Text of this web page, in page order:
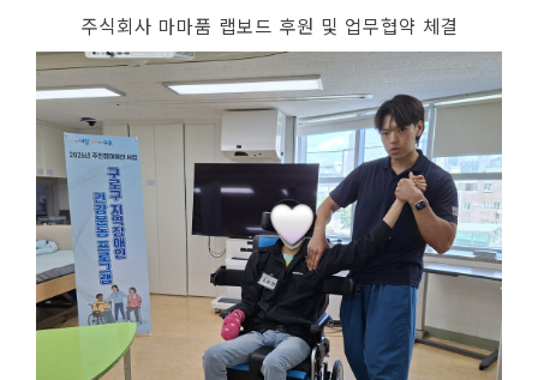
주식회사 마마품 랩보드 후원 및 업무협약 체결